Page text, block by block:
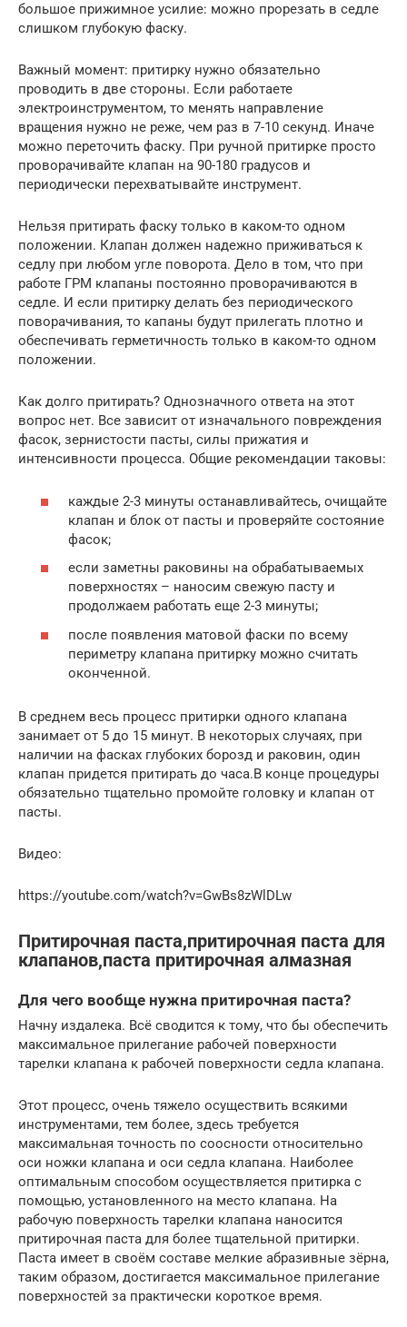
большое прижимное усилие: можно прорезать в седле
слишком глубокую фаску.
Важный момент: притирку нужно обязательно
проводить в две стороны. Если работаете
электроинструментом, то менять направление
вращения нужно не реже, чем раз в 7-10 секунд. Иначе
можно переточить фаску. При ручной притирке просто
проворачивайте клапан на 90-180 градусов и
периодически перехватывайте инструмент.
Нельзя притирать фаску только в каком-то одном
положении. Клапан должен надежно приживаться к
седлу при любом угле поворота. Дело в том, что при
работе ГРМ клапаны постоянно проворачиваются в
седле. И если притирку делать без периодического
поворачивания, то капаны будут прилегать плотно и
обеспечивать герметичность только в каком-то одном
положении.
Как долго притирать? Однозначного ответа на этот
вопрос нет. Все зависит от изначального повреждения
фасок, зернистости пасты, силы прижатия и
интенсивности процесса. Общие рекомендации таковы:
каждые 2-3 минуты останавливайтесь, очищайте
клапан и блок от пасты и проверяйте состояние
фасок;
если заметны раковины на обрабатываемых
поверхностях – наносим свежую пасту и
продолжаем работать еще 2-3 минуты;
после появления матовой фаски по всему
периметру клапана притирку можно считать
оконченной.
В среднем весь процесс притирки одного клапана
занимает от 5 до 15 минут. В некоторых случаях, при
наличии на фасках глубоких борозд и раковин, один
клапан придется притирать до часа.В конце процедуры
обязательно тщательно промойте головку и клапан от
пасты.
Видео:
https://youtube.com/watch?v=GwBs8zWlDLw
Притирочная паста,притирочная паста для
клапанов,паста притирочная алмазная
Для чего вообще нужна притирочная паста?
Начну издалека. Всё сводится к тому, что бы обеспечить
максимальное прилегание рабочей поверхности
тарелки клапана к рабочей поверхности седла клапана.
Этот процесс, очень тяжело осуществить всякими
инструментами, тем более, здесь требуется
максимальная точность по соосности относительно
оси ножки клапана и оси седла клапана. Наиболее
оптимальным способом осуществляется притирка с
помощью, установленного на место клапана. На
рабочую поверхность тарелки клапана наносится
притирочная паста для более тщательной притирки.
Паста имеет в своём составе мелкие абразивные зёрна,
таким образом, достигается максимальное прилегание
поверхностей за практически короткое время.